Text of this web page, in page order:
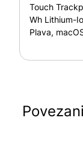
Touch
Wh Lithium-
Plava,